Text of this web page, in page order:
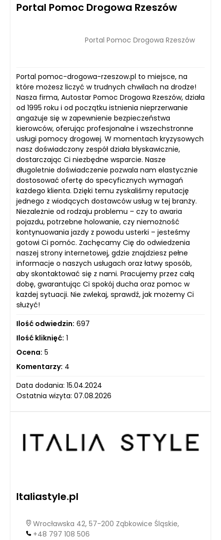
Portal Pomoc Drogowa Rzeszów
Portal Pomoc Drogowa Rzeszów
Portal pomoc-drogowa-rzeszow.pl to miejsce, na
które możesz liczyć w trudnych chwilach na drodze!
Nasza firma, Autostar Pomoc Drogowa Rzeszów, działa
od 1995 roku i od początku istnienia nieprzerwanie
angażuje się w zapewnienie bezpieczeństwa
kierowców, oferując profesjonalne i wszechstronne
usługi pomocy drogowej. W momentach kryzysowych
nasz doświadczony zespół działa błyskawicznie,
dostarczając Ci niezbędne wsparcie. Nasze
długoletnie doświadczenie pozwala nam elastycznie
dostosować ofertę do specyficznych wymagań
każdego klienta. Dzięki temu zyskaliśmy reputację
jednego z wiodących dostawców usług w tej branży.
Niezależnie od rodzaju problemu – czy to awaria
pojazdu, potrzebne holowanie, czy niemożność
kontynuowania jazdy z powodu usterki – jesteśmy
gotowi Ci pomóc. Zachęcamy Cię do odwiedzenia
naszej strony internetowej, gdzie znajdziesz pełne
informacje o naszych usługach oraz łatwy sposób,
aby skontaktować się z nami. Pracujemy przez całą
dobę, gwarantując Ci spokój ducha oraz pomoc w
każdej sytuacji. Nie zwlekaj, sprawdź, jak możemy Ci
służyć!
Ilość odwiedzin: 697
Ilość kliknięć: 1
Ocena: 5
Komentarzy: 4
Data dodania: 15.04.2024
Ostatnia wizyta: 07.08.2026
Italiastyle.pl
Wrocławska 42, 57-200 Ząbkowice Śląskie,
+48 797 108 506